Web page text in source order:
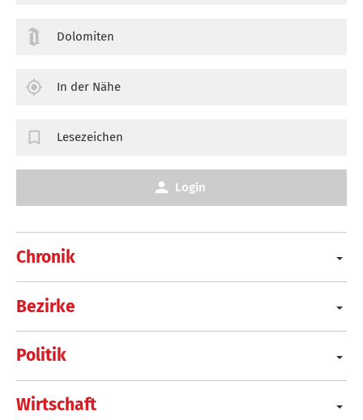
Chronik
Bezirke
Politik
Wirtschaft
Dolomiten
In der Nähe
Lesezeichen
Login